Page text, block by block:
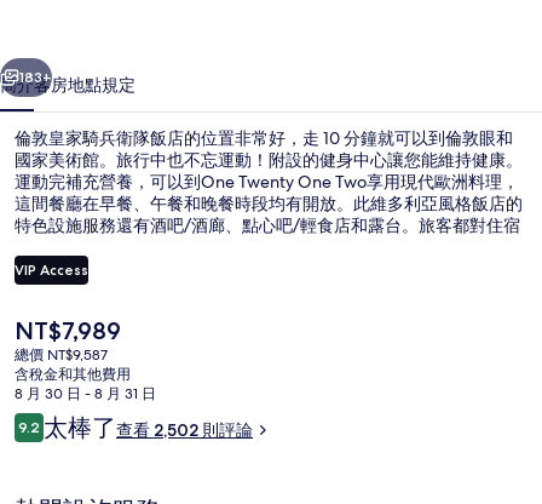
隊
飯
店
的
相
片
個 下一個
183+
簡介客房地點規定
倫敦皇家騎兵衛隊飯店的位置非常好，走 10 分鐘就可以到倫敦眼和
國家美術館。旅行中也不忘運動！附設的健身中心讓您能維持健康。
運動完補充營養，可以到One Twenty One Two享用現代歐洲料理，
這間餐廳在早餐、午餐和晚餐時段均有開放。此維多利亞風格飯店的
特色設施服務還有酒吧/酒廊、點心吧/輕食店和露台。旅客都對住宿
堤岸站只要 3 分鐘，到查令十字路地鐵站也只要 5 分鐘。
VIP Access
目
前
的
價
格
是
NT$7,989
總價 NT$9,587
含稅金和其他費用
8 月 30 日 - 8 月 31 日
評
論
9.29.2 分，滿分 10 分，
太棒了查看 2,502 則評論